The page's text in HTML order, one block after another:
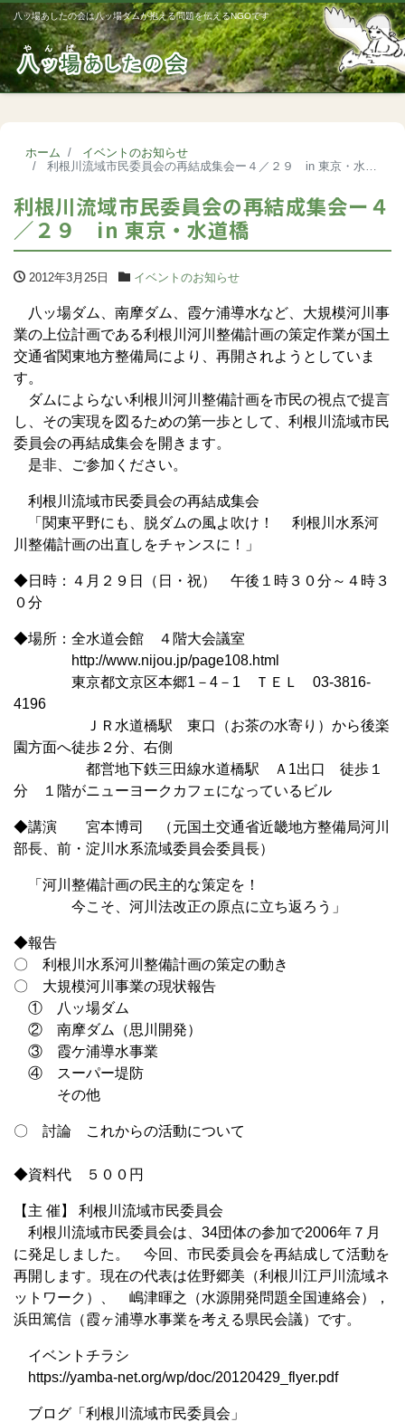
八ッ場あしたの会は八ッ場ダムが抱える問題を伝えるNGOです
ホーム
イベントのお知らせ
利根川流域市民委員会の再結成集会ー４／２９ in 東京・水道橋
利根川流域市民委員会の再結成集会ー４
／２９ in 東京・水道橋
2012年3月25日 イベントのお知らせ
八ッ場ダム、南摩ダム、霞ケ浦導水など、大規模河川事
業の上位計画である利根川河川整備計画の策定作業が国土
交通省関東地方整備局により、再開されようとしていま
す。
ダムによらない利根川河川整備計画を市民の視点で提言
し、その実現を図るための第一歩として、利根川流域市民
委員会の再結成集会を開きます。
是非、ご参加ください。
利根川流域市民委員会の再結成集会
「関東平野にも、脱ダムの風よ吹け！ 利根川水系河
川整備計画の出直しをチャンスに！」
◆日時：４月２９日（日・祝） 午後１時３０分～４時３
０分
◆場所：全水道会館 ４階大会議室
http://www.nijou.jp/page108.html
東京都文京区本郷1－4－1 ＴＥＬ 03-3816-
4196
ＪＲ水道橋駅 東口（お茶の水寄り）から後楽
園方面へ徒歩２分、右側
都営地下鉄三田線水道橋駅 Ａ1出口 徒歩１
分 １階がニューヨークカフェになっているビル
◆講演 宮本博司 （元国土交通省近畿地方整備局河川
部長、前・淀川水系流域委員会委員長）
「河川整備計画の民主的な策定を！
今こそ、河川法改正の原点に立ち返ろう」
◆報告
〇 利根川水系河川整備計画の策定の動き
〇 大規模河川事業の現状報告
① 八ッ場ダム
② 南摩ダム（思川開発）
③ 霞ケ浦導水事業
④ スーパー堤防
その他
〇 討論 これからの活動について
◆資料代 ５００円
【主 催】 利根川流域市民委員会
利根川流域市民委員会は、34団体の参加で2006年７月
に発足しました。 今回、市民委員会を再結成して活動を
再開します。現在の代表は佐野郷美（利根川江戸川流域ネ
ットワーク）、 嶋津暉之（水源開発問題全国連絡会），
浜田篤信（霞ヶ浦導水事業を考える県民会議）です。
イベントチラシ
https://yamba-net.org/wp/doc/20120429_flyer.pdf
ブログ「利根川流域市民委員会」